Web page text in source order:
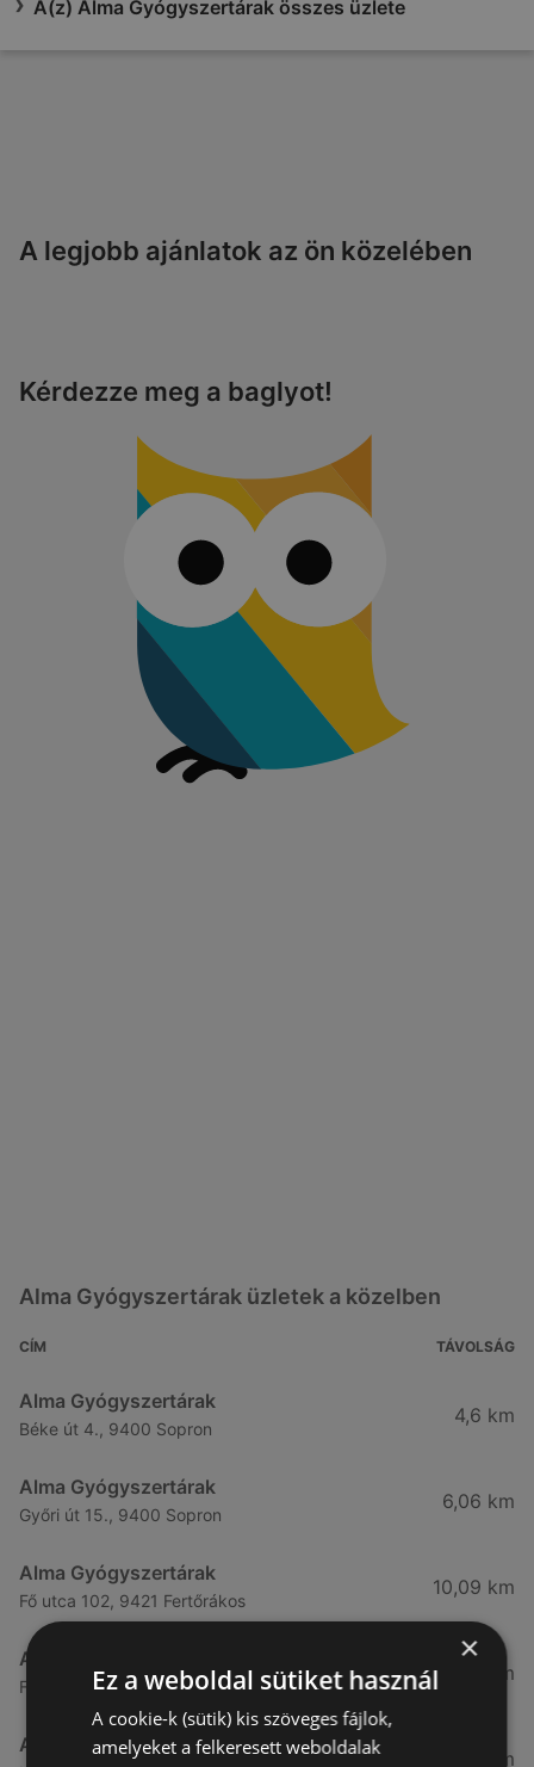
A(z) Alma Gyógyszertárak összes üzlete
A legjobb ajánlatok az ön közelében
Kérdezze meg a baglyot!
Alma Gyógyszertárak üzletek a közelben
CÍM TÁVOLSÁG
Alma Gyógyszertárak
Béke út 4., 9400 Sopron
4,6 km
Alma Gyógyszertárak
Győri út 15., 9400 Sopron
6,06 km
Alma Gyógyszertárak
Fő utca 102, 9421 Fertőrákos
10,09 km
Alma Gyógyszertárak
Fő Utca 102., 9421 Sopron
10,27 km
Alma Gyógyszertárak
21,83 km
×
Ez a weboldal sütiket használ
A cookie-k (sütik) kis szöveges fájlok,
amelyeket a felkeresett weboldalak